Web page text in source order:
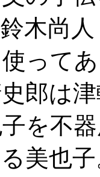
木尚
って
郎は
を不
美也